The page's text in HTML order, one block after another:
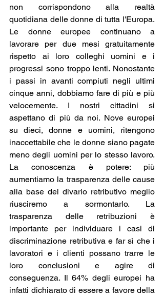
non corrispondono alla realtà
quotidiana delle donne di tutta l'Europa.
Le donne europee continuano a
lavorare per due mesi gratuitamente
rispetto ai loro colleghi uomini e i
progressi sono troppo lenti. Nonostante
i passi in avanti compiuti negli ultimi
cinque anni, dobbiamo fare di più e più
velocemente. I nostri cittadini si
aspettano di più da noi. Nove europei
su dieci, donne e uomini, ritengono
inaccettabile che le donne siano pagate
meno degli uomini per lo stesso lavoro.
La conoscenza è potere: più
aumentiamo la trasparenza delle cause
alla base del divario retributivo meglio
riusciremo a sormontarlo. La
trasparenza delle retribuzioni è
importante per individuare i casi di
discriminazione retributiva e far sì che i
lavoratori e i clienti possano trarre le
loro conclusioni e agire di
conseguenza. Il 64% degli europei ha
infatti dichiarato di essere a favore della